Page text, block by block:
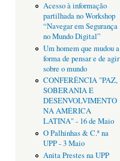
Acesso à informação
partilhada no Workshop
“Navegar em Segurança
no Mundo Digital”
Um homem que mudou a
forma de pensar e de agir
sobre o mundo
CONFERÊNCIA "PAZ,
SOBERANIA E
DESENVOLVIMENTO
NA AMÉRICA
LATINA" - 16 de Maio
O Palhinhas & C.ª na
UPP - 3 Maio
Anita Prestes na UPP